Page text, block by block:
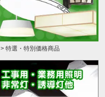
> 特選・特別価格商品